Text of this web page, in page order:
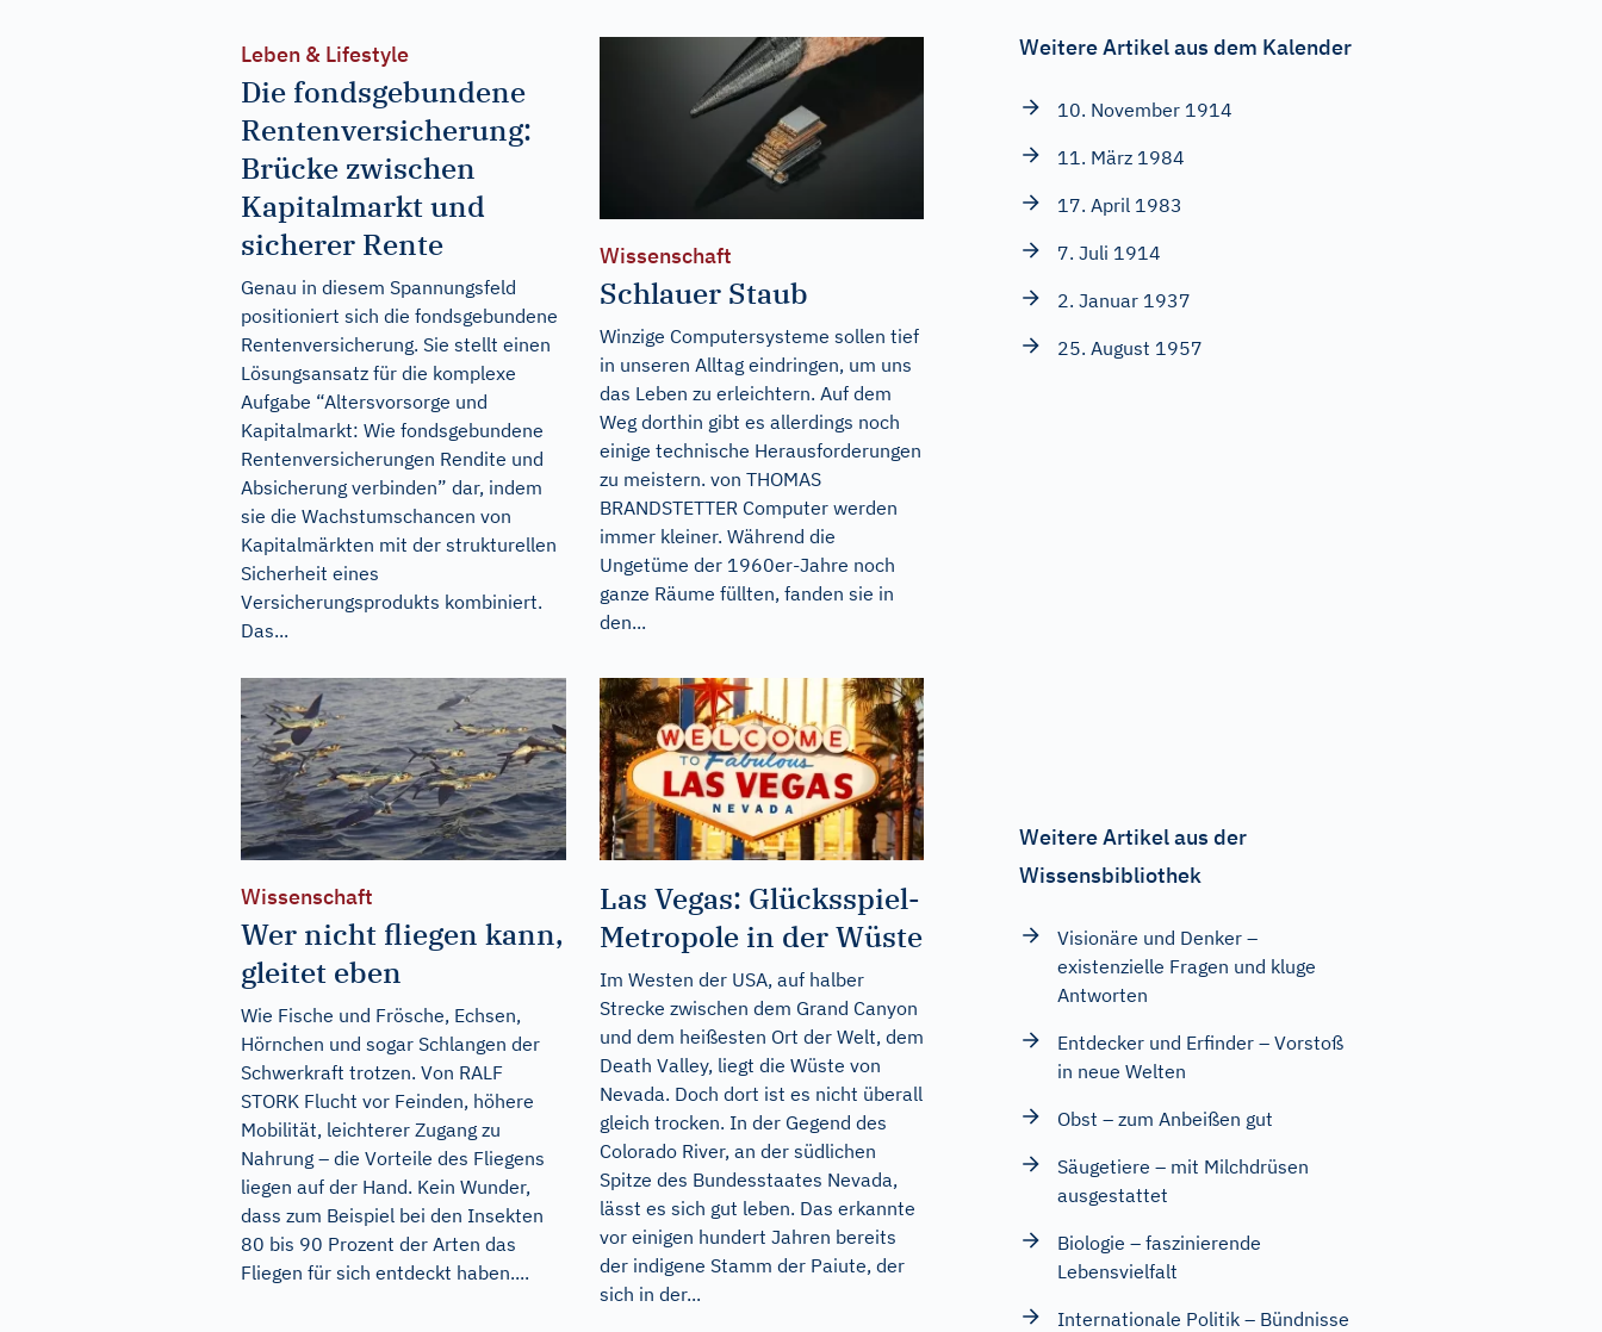
Leben & Lifestyle
Die fondsgebundene
Rentenversicherung:
Brücke zwischen
Kapitalmarkt und
sicherer Rente
Genau in diesem Spannungsfeld
positioniert sich die fondsgebundene
Rentenversicherung. Sie stellt einen
Lösungsansatz für die komplexe
Aufgabe “Altersvorsorge und
Kapitalmarkt: Wie fondsgebundene
Rentenversicherungen Rendite und
Absicherung verbinden” dar, indem
sie die Wachstumschancen von
Kapitalmärkten mit der strukturellen
Sicherheit eines
Versicherungsprodukts kombiniert.
Das...
Wissenschaft
Schlauer Staub
Winzige Computersysteme sollen tief
in unseren Alltag eindringen, um uns
das Leben zu erleichtern. Auf dem
Weg dorthin gibt es allerdings noch
einige technische Herausforderungen
zu meistern. von THOMAS
BRANDSTETTER Computer werden
immer kleiner. Während die
Ungetüme der 1960er-Jahre noch
ganze Räume füllten, fanden sie in
den...
Wissenschaft
Wer nicht fliegen kann,
gleitet eben
Wie Fische und Frösche, Echsen,
Hörnchen und sogar Schlangen der
Schwerkraft trotzen. Von RALF
STORK Flucht vor Feinden, höhere
Mobilität, leichterer Zugang zu
Nahrung – die Vorteile des Fliegens
liegen auf der Hand. Kein Wunder,
dass zum Beispiel bei den Insekten
80 bis 90 Prozent der Arten das
Fliegen für sich entdeckt haben....
Las Vegas: Glücksspiel-
Metropole in der Wüste
Im Westen der USA, auf halber
Strecke zwischen dem Grand Canyon
und dem heißesten Ort der Welt, dem
Death Valley, liegt die Wüste von
Nevada. Doch dort ist es nicht überall
gleich trocken. In der Gegend des
Colorado River, an der südlichen
Spitze des Bundesstaates Nevada,
lässt es sich gut leben. Das erkannte
vor einigen hundert Jahren bereits
der indigene Stamm der Paiute, der
sich in der...
Weitere Artikel aus dem Kalender
10. November 1914
11. März 1984
17. April 1983
7. Juli 1914
2. Januar 1937
25. August 1957
Weitere Artikel aus der
Wissensbibliothek
Visionäre und Denker –
existenzielle Fragen und kluge
Antworten
Entdecker und Erfinder – Vorstoß
in neue Welten
Obst – zum Anbeißen gut
Säugetiere – mit Milchdrüsen
ausgestattet
Biologie – faszinierende
Lebensvielfalt
Internationale Politik – Bündnisse